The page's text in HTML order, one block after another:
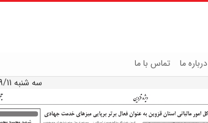
درباره ما تماس با ما
سه شنبه 1404/09/11